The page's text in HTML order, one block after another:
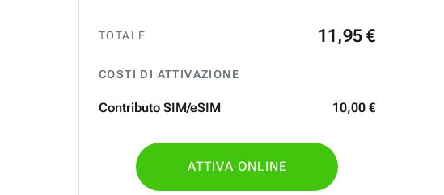
TOTALE 11 ,95 €
COSTI DI ATTIVAZIONE
Contributo SIM/eSIM 10,00 €
ATTIVA ONLINE